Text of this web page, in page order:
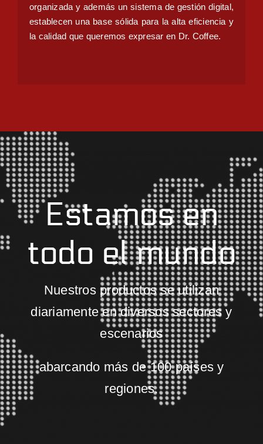
organizada y además un sistema de gestión digital,
establecen una base sólida para la alta eficiencia y
la calidad que queremos expresar en Dr. Coffee.
Estamos en
todo el mundo
Nuestros productos se utilizan
diariamente en diversos sectores y
escenarios
abarcando más de 100 países y
regiones.